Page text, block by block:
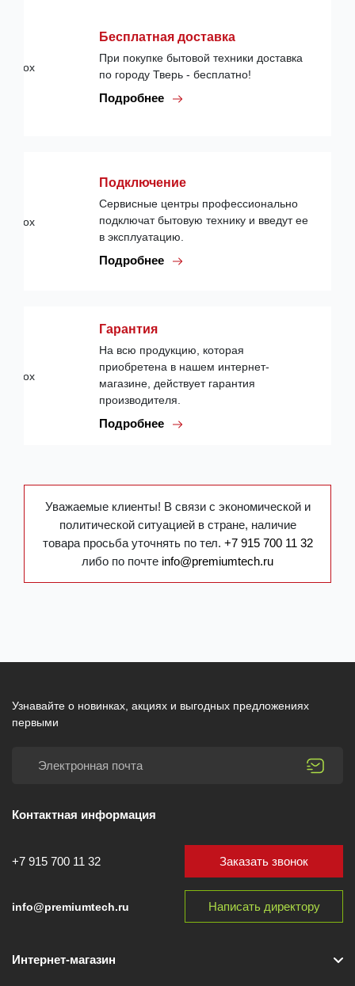
Бесплатная доставка
При покупке бытовой техники доставка
по городу Тверь - бесплатно!
Подробнее
Подключение
Сервисные центры профессионально
подключат бытовую технику и введут ее
в эксплуатацию.
Подробнее
Гарантия
На всю продукцию, которая
приобретена в нашем интернет-
магазине, действует гарантия
производителя.
Подробнее
Уважаемые клиенты! В связи с экономической и
политической ситуацией в стране, наличие
товара просьба уточнять по тел. +7 915 700 11 32
либо по почте info@premiumtech.ru
Узнавайте о новинках, акциях и выгодных предложениях
первыми
Контактная информация
+7 915 700 11 32
info@premiumtech.ru
Заказать звонок
Написать директору
Интернет-магазин